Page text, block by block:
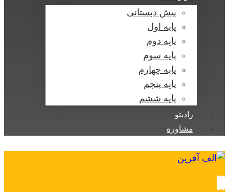
پیش دبستانی
پایه اول
پایه دوم
پایه سوم
پایه چهارم
پایه پنجم
پایه ششم
رادیتو
مشاوره